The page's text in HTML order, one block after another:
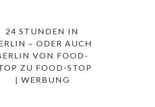
24 STUNDEN IN
– ODER AUCH
VON FOOD-
ZU FOOD-STOP
| WERBUNG